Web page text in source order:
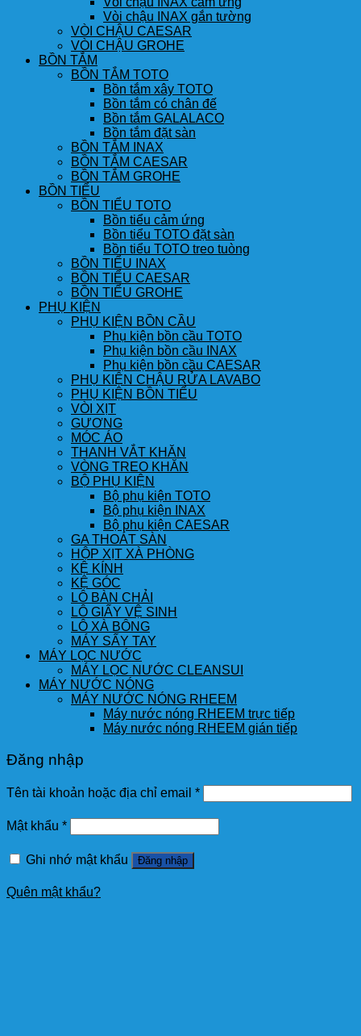
Vòi chậu INAX gắn tường
VÒI CHẬU CAESAR
VÒI CHẬU GROHE
BỒN TẮM
BỒN TẮM TOTO
Bồn tắm xây TOTO
Bồn tắm có chân đế
Bồn tắm GALALACO
Bồn tắm đặt sàn
BỒN TẮM INAX
BỒN TẮM CAESAR
BỒN TẮM GROHE
BỒN TIỂU
BỒN TIỂU TOTO
Bồn tiểu cảm ứng
Bồn tiểu TOTO đặt sàn
Bồn tiểu TOTO treo tuòng
BỒN TIỂU INAX
BỒN TIỂU CAESAR
BỒN TIỂU GROHE
PHỤ KIỆN
PHỤ KIỆN BỒN CẦU
Phụ kiện bồn cầu TOTO
Phụ kiện bồn cầu INAX
Phụ kiện bồn cầu CAESAR
PHỤ KIỆN CHẬU RỬA LAVABO
PHỤ KIỆN BỒN TIỂU
VÒI XỊT
GƯƠNG
MÓC ÁO
THANH VẮT KHĂN
VÒNG TREO KHĂN
BỘ PHỤ KIỆN
Bộ phụ kiện TOTO
Bộ phụ kiện INAX
Bộ phụ kiện CAESAR
GA THOÁT SÀN
HỘP XỊT XÀ PHÒNG
KỆ KÍNH
KỆ GÓC
LÔ BÀN CHẢI
LÔ GIẤY VỆ SINH
LÔ XÀ BÔNG
MÁY SẤY TAY
MÁY LỌC NƯỚC
MÁY LỌC NƯỚC CLEANSUI
MÁY NƯỚC NÓNG
MÁY NƯỚC NÓNG RHEEM
Máy nước nóng RHEEM trực tiếp
Máy nước nóng RHEEM gián tiếp
Đăng nhập
Tên tài khoản hoặc địa chỉ email *
Mật khẩu *
Ghi nhớ mật khẩu Đăng nhập
Quên mật khẩu?